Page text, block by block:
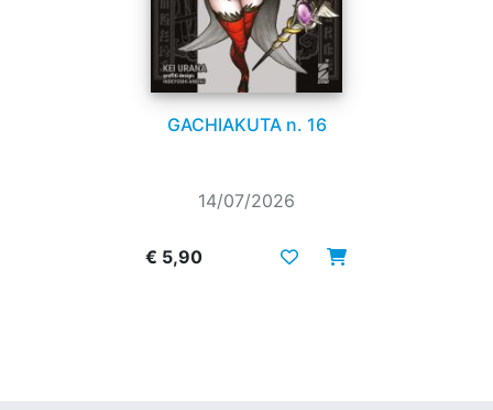
GACHIAKUTA n. 16
14/07/2026
€ 5,90